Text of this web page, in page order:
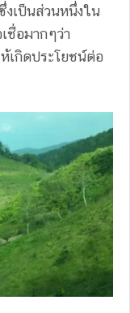
เป็นส่วนหนึ่งใน
ชื่อมากๆว่า
เกิดประโยชน์ต่อ